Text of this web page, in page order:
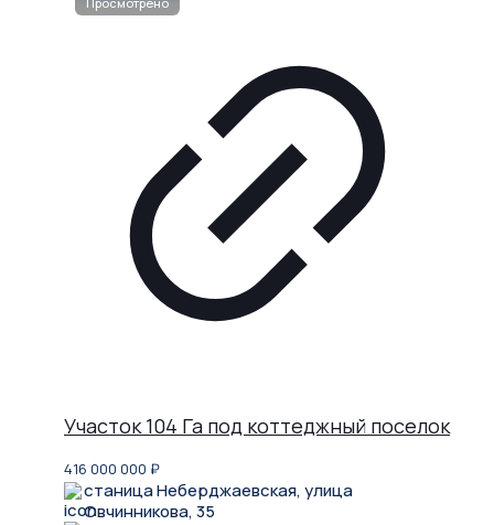
Участок 104 Га под коттеджный поселок
416 000 000 ₽
станица Неберджаевская, улица
Овчинникова, 35